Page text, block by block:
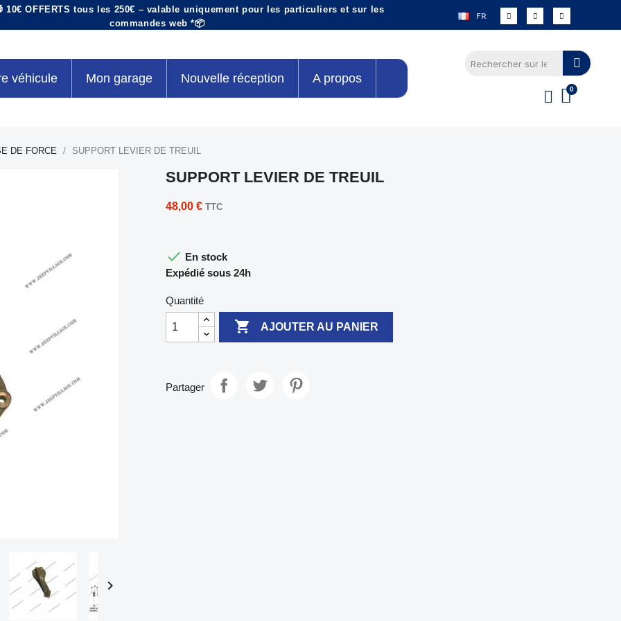
10€ OFFERTS tous les 250€ – valable uniquement pour les particuliers et sur les
commandes web *📦
FR
véhicule Mon garage Nouvelle réception A propos
DE FORCE SUPPORT LEVIER DE TREUIL

SUPPORT LEVIER DE TREUIL
48,00 € TTC
 En stock
Expédié sous 24h
Quantité
 AJOUTER AU PANIER
Partager